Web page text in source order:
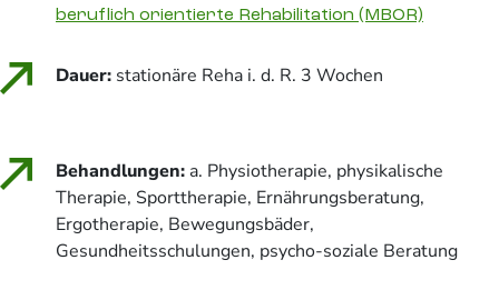
beruflich orientierte Rehabilitation (MBOR)
Dauer: stationäre Reha i. d. R. 3 Wochen
Behandlungen: a. Physiotherapie, physikalische
Therapie, Sporttherapie, Ernährungsberatung,
Ergotherapie, Bewegungsbäder,
Gesundheitsschulungen, psycho-soziale Beratung